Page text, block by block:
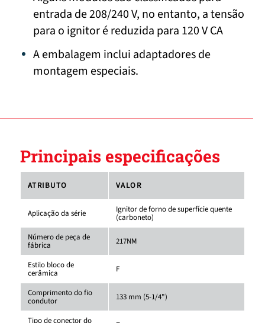
entrada de 208/240 V, no entanto, a tensão
para o ignitor é reduzida para 120 V CA
A embalagem inclui adaptadores de
montagem especiais.
Principais especificações
ATRIBUTO VALOR
Aplicação da série Ignitor de forno de superfície quente
(carboneto)
Número de peça de
fábrica 217NM
Estilo bloco de
cerâmica F
Comprimento do fio
condutor 133 mm (5-1/4")
Tipo de conector do